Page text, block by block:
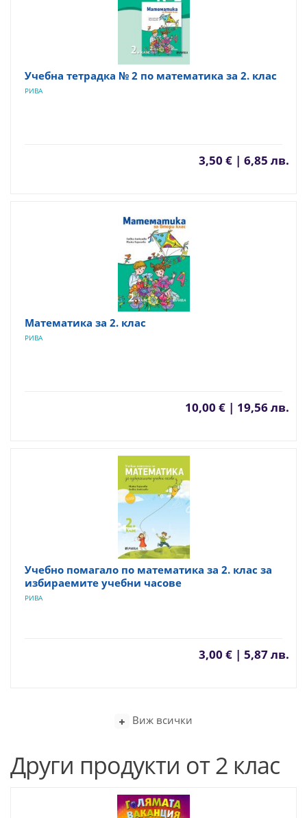
Учебна тетрадка № 2 по математика за 2. клас
РИВА
3,50 € | 6,85 лв.
Математика за 2. клас
РИВА
10,00 € | 19,56 лв.
Учебно помагало по математика за 2. клас за
избираемите учебни часове
РИВА
3,00 € | 5,87 лв.
Виж всички
Други продукти от 2 клас